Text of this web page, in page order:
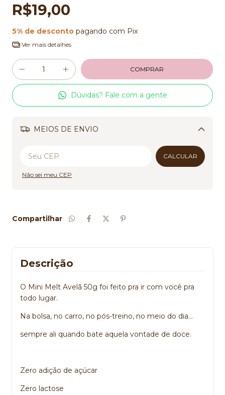
R$19,00
5% de desconto pagando com Pix
Ver mais detalhes
Dúvidas? Fale com a gente
MEIOS DE ENVIO
Alterar CEP
CALCULAR
Não sei meu CEP
Compartilhar
Descrição
O Mini Melt Avelã 50g foi feito pra ir com você pra
todo lugar.
Na bolsa, no carro, no pós-treino, no meio do dia…
sempre ali quando bate aquela vontade de doce.
Zero adição de açúcar
Zero lactose